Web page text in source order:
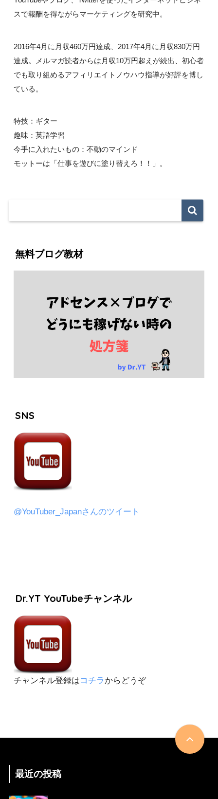
スで報酬を得ながらマーケティングを研究中。
2016年4月に月収460万円達成、2017年4月に月収830万円
達成。メルマガ読者からは月収10万円超えが続出、初心者
でも取り組めるアフィリエイトノウハウ指導が好評を博し
ている。
特技：ギター
趣味：英語学習
今手に入れたいもの：不動のマインド
モットーは「仕事を遊びに塗り替えろ！！」。
無料ブログ教材
SNS
@YouTuber_Japanさんのツイート
Dr.YT YouTubeチャンネル
チャンネル登録はコチラ からどうぞ
最近の投稿